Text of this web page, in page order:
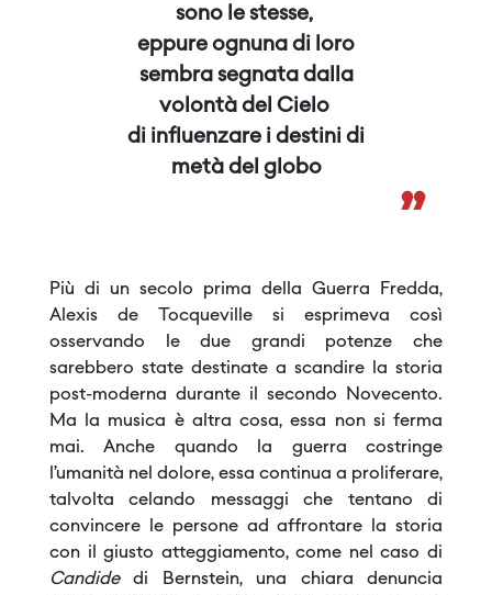
sono le stesse,
eppure ognuna di loro
sembra segnata dalla
volontà del Cielo
di influenzare i destini di
metà del globo
”
Più di un secolo prima della Guerra Fredda,
Alexis de Tocqueville si esprimeva così
osservando le due grandi potenze che
sarebbero state destinate a scandire la storia
post-moderna durante il secondo Novecento.
Ma la musica è altra cosa, essa non si ferma
mai. Anche quando la guerra costringe
l’umanità nel dolore, essa continua a proliferare,
talvolta celando messaggi che tentano di
convincere le persone ad affrontare la storia
con il giusto atteggiamento, come nel caso di
Candidedi Bernstein, una chiara denuncia